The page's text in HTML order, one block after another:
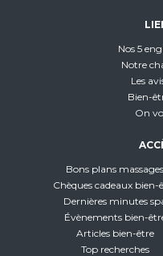
Nos 5
Notre
Les
Bien-
On
Bons plans massages
Chèques cadeaux bien-
Dernières minutes
Évènements bien-
Articles bien-être
Top recherches